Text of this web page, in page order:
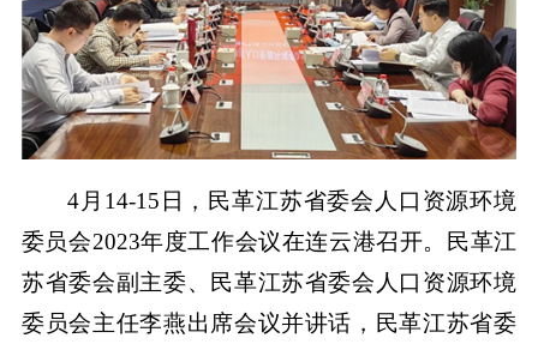
4月14-15日，民革江苏省委会人口资源环境
委员会2023年度工作会议在连云港召开。民革江
苏省委会副主委、民革江苏省委会人口资源环境
委员会主任李燕出席会议并讲话，民革江苏省委